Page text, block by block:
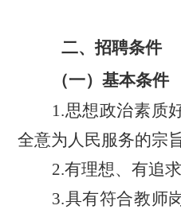
二、招聘条件
（一）基本条件
1.思想政治素质
全意为人民服务的宗
2.有理想、有追
3.具有符合教师